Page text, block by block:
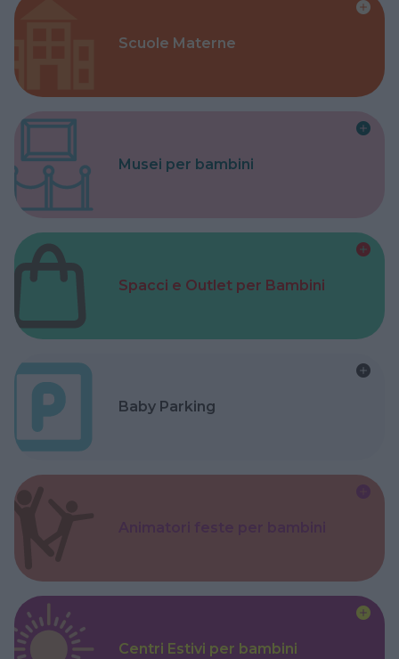
Scuole Materne
Musei per bambini
Spacci e Outlet per Bambini
Baby Parking
Centri Estivi per bambini